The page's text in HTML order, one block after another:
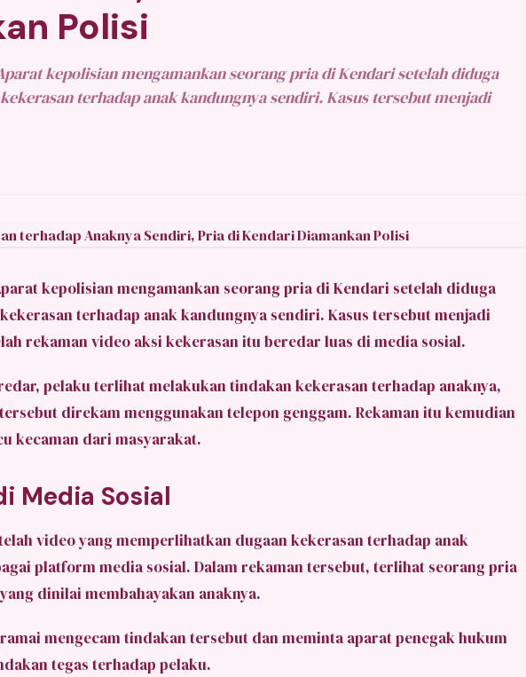
Polisi
kepolisian mengamankan seorang pria di Kendari setelah diduga
terhadap anak kandungnya sendiri. Kasus tersebut menjadi
kepolisian mengamankan seorang pria di Kendari setelah diduga
terhadap anak kandungnya sendiri. Kasus tersebut menjadi
rekaman video aksi kekerasan itu beredar luas di media sosial.
pelaku terlihat melakukan tindakan kekerasan terhadap anaknya,
direkam menggunakan telepon genggam. Rekaman itu kemudian
kecaman dari masyarakat.
Media Sosial
video yang memperlihatkan dugaan kekerasan terhadap anak
platform media sosial. Dalam rekaman tersebut, terlihat seorang pria
dinilai membahayakan anaknya.
mengecam tindakan tersebut dan meminta aparat penegak hukum
tegas terhadap pelaku.